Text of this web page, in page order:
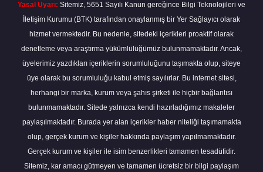
Yasal Uyarı: Sitemiz, 5651 Sayılı Kanun gereğince Bilgi Teknolojileri ve
İletişim Kurumu (BTK) tarafından onaylanmış bir Yer Sağlayıcı olarak
hizmet vermektedir. Bu nedenle, sitedeki içerikleri proaktif olarak
denetleme veya araştırma yükümlülüğümüz bulunmamaktadır. Ancak,
üyelerimiz yazdıkları içeriklerin sorumluluğunu taşımakta olup, siteye
üye olarak bu sorumluluğu kabul etmiş sayılırlar. Bu internet sitesi,
herhangi bir marka, kurum veya şahıs şirketi ile hiçbir bağlantısı
bulunmamaktadır. Sitede yalnızca kendi hazırladığımız makaleler
paylaşılmaktadır. Burada yer alan içerikler haber niteliği taşımamakta
olup, gerçek kurum ve kişiler hakkında paylaşım yapılmamaktadır.
Gerçek kurum ve kişiler ile isim benzerlikleri tamamen tesadüfidir.
Sitemiz, kar amacı gütmeyen ve tamamen ücretsiz bir bilgi paylaşım